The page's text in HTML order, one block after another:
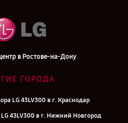
в Ростове-на-Дону
ГОРОДА
LG 43LV300 в г. Краснодар
43LV300 в г. Нижний Новгород